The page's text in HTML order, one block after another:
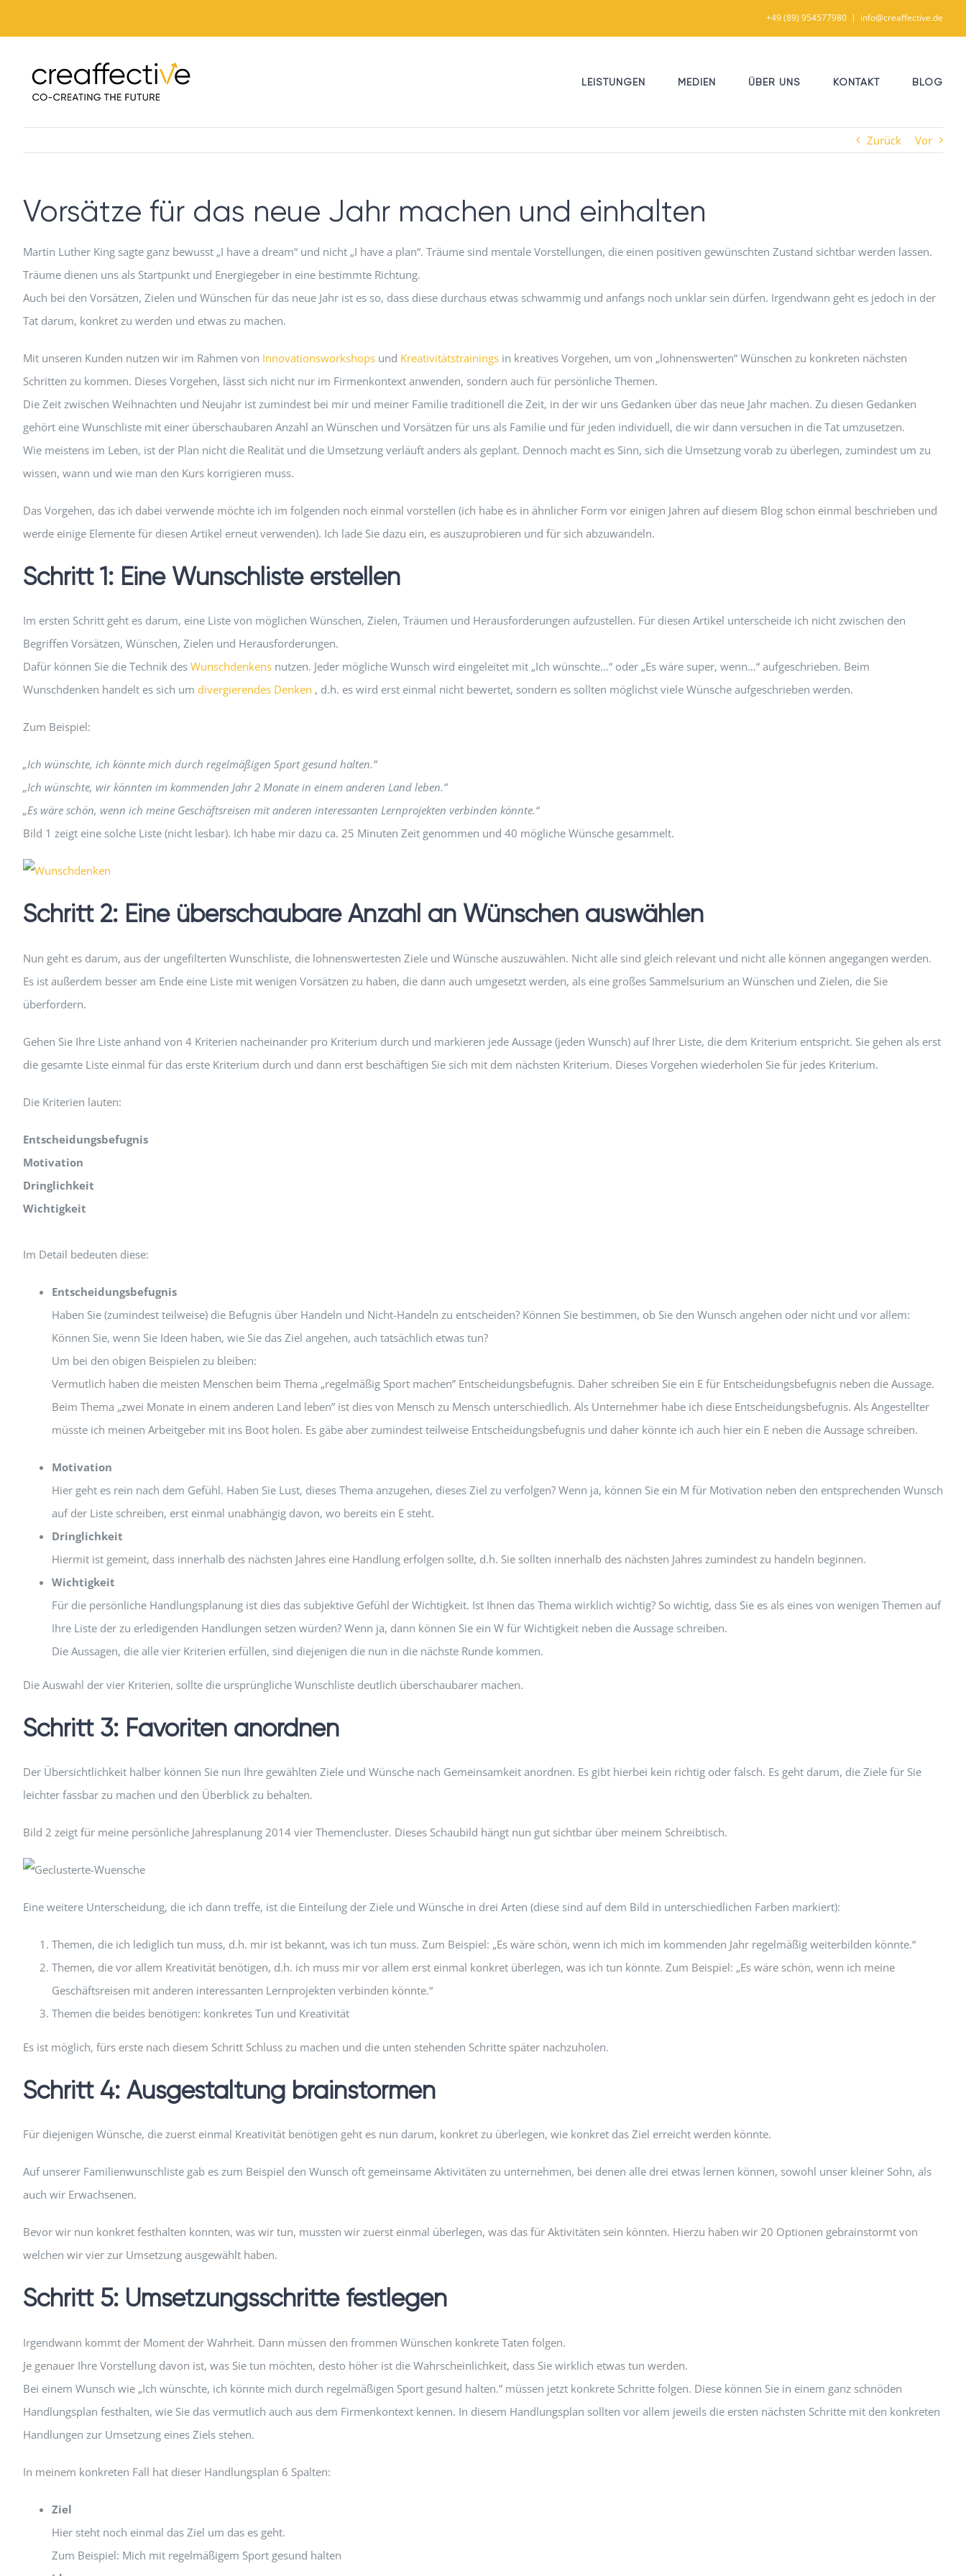
Inhalt
+49 (89) 954577980 | info@creaffective.de
LEISTUNGEN MEDIEN ÜBER UNS KONTAKT BLOG
Zurück Vor
Vorsätze für das neue Jahr machen und einhalten
Martin Luther King sagte ganz bewusst „I have a dream“ und nicht „I have a plan“. Träume sind mentale Vorstellungen, die einen positiven gewünschten Zustand sichtbar werden lassen.
Träume dienen uns als Startpunkt und Energiegeber in eine bestimmte Richtung.
Auch bei den Vorsätzen, Zielen und Wünschen für das neue Jahr ist es so, dass diese durchaus etwas schwammig und anfangs noch unklar sein dürfen. Irgendwann geht es jedoch in der
Tat darum, konkret zu werden und etwas zu machen.
Mit unseren Kunden nutzen wir im Rahmen von Innovationsworkshops und Kreativitätstrainings in kreatives Vorgehen, um von „lohnenswerten“ Wünschen zu konkreten nächsten
Schritten zu kommen. Dieses Vorgehen, lässt sich nicht nur im Firmenkontext anwenden, sondern auch für persönliche Themen.
Die Zeit zwischen Weihnachten und Neujahr ist zumindest bei mir und meiner Familie traditionell die Zeit, in der wir uns Gedanken über das neue Jahr machen. Zu diesen Gedanken
gehört eine Wunschliste mit einer überschaubaren Anzahl an Wünschen und Vorsätzen für uns als Familie und für jeden individuell, die wir dann versuchen in die Tat umzusetzen.
Wie meistens im Leben, ist der Plan nicht die Realität und die Umsetzung verläuft anders als geplant. Dennoch macht es Sinn, sich die Umsetzung vorab zu überlegen, zumindest um zu
wissen, wann und wie man den Kurs korrigieren muss.
Das Vorgehen, das ich dabei verwende möchte ich im folgenden noch einmal vorstellen (ich habe es in ähnlicher Form vor einigen Jahren auf diesem Blog schon einmal beschrieben und
werde einige Elemente für diesen Artikel erneut verwenden). Ich lade Sie dazu ein, es auszuprobieren und für sich abzuwandeln.
Schritt 1: Eine Wunschliste erstellen
Im ersten Schritt geht es darum, eine Liste von möglichen Wünschen, Zielen, Träumen und Herausforderungen aufzustellen. Für diesen Artikel unterscheide ich nicht zwischen den
Begriffen Vorsätzen, Wünschen, Zielen und Herausforderungen.
Dafür können Sie die Technik des Wunschdenkens nutzen. Jeder mögliche Wunsch wird eingeleitet mit „Ich wünschte…“ oder „Es wäre super, wenn…“ aufgeschrieben. Beim
Wunschdenken handelt es sich um divergierendes Denken , d.h. es wird erst einmal nicht bewertet, sondern es sollten möglichst viele Wünsche aufgeschrieben werden.
Zum Beispiel:
„Ich wünschte, ich könnte mich durch regelmäßigen Sport gesund halten.”
„Ich wünschte, wir könnten im kommenden Jahr 2 Monate in einem anderen Land leben.”
„Es wäre schön, wenn ich meine Geschäftsreisen mit anderen interessanten Lernprojekten verbinden könnte.“
Bild 1 zeigt eine solche Liste (nicht lesbar). Ich habe mir dazu ca. 25 Minuten Zeit genommen und 40 mögliche Wünsche gesammelt.
Schritt 2: Eine überschaubare Anzahl an Wünschen auswählen
Nun geht es darum, aus der ungefilterten Wunschliste, die lohnenswertesten Ziele und Wünsche auszuwählen. Nicht alle sind gleich relevant und nicht alle können angegangen werden.
Es ist außerdem besser am Ende eine Liste mit wenigen Vorsätzen zu haben, die dann auch umgesetzt werden, als eine großes Sammelsurium an Wünschen und Zielen, die Sie
überfordern.
Gehen Sie Ihre Liste anhand von 4 Kriterien nacheinander pro Kriterium durch und markieren jede Aussage (jeden Wunsch) auf Ihrer Liste, die dem Kriterium entspricht. Sie gehen als erst
die gesamte Liste einmal für das erste Kriterium durch und dann erst beschäftigen Sie sich mit dem nächsten Kriterium. Dieses Vorgehen wiederholen Sie für jedes Kriterium.
Die Kriterien lauten:
Entscheidungsbefugnis
Motivation
Dringlichkeit
Wichtigkeit
Im Detail bedeuten diese:
Entscheidungsbefugnis
Haben Sie (zumindest teilweise) die Befugnis über Handeln und Nicht-Handeln zu entscheiden? Können Sie bestimmen, ob Sie den Wunsch angehen oder nicht und vor allem:
Können Sie, wenn Sie Ideen haben, wie Sie das Ziel angehen, auch tatsächlich etwas tun?
Um bei den obigen Beispielen zu bleiben:
Vermutlich haben die meisten Menschen beim Thema „regelmäßig Sport machen” Entscheidungsbefugnis. Daher schreiben Sie ein E für Entscheidungsbefugnis neben die Aussage.
Beim Thema „zwei Monate in einem anderen Land leben” ist dies von Mensch zu Mensch unterschiedlich. Als Unternehmer habe ich diese Entscheidungsbefugnis. Als Angestellter
müsste ich meinen Arbeitgeber mit ins Boot holen. Es gäbe aber zumindest teilweise Entscheidungsbefugnis und daher könnte ich auch hier ein E neben die Aussage schreiben.
Motivation
Hier geht es rein nach dem Gefühl. Haben Sie Lust, dieses Thema anzugehen, dieses Ziel zu verfolgen? Wenn ja, können Sie ein M für Motivation neben den entsprechenden Wunsch
auf der Liste schreiben, erst einmal unabhängig davon, wo bereits ein E steht.
Dringlichkeit
Hiermit ist gemeint, dass innerhalb des nächsten Jahres eine Handlung erfolgen sollte, d.h. Sie sollten innerhalb des nächsten Jahres zumindest zu handeln beginnen.
Wichtigkeit
Für die persönliche Handlungsplanung ist dies das subjektive Gefühl der Wichtigkeit. Ist Ihnen das Thema wirklich wichtig? So wichtig, dass Sie es als eines von wenigen Themen auf
Ihre Liste der zu erledigenden Handlungen setzen würden? Wenn ja, dann können Sie ein W für Wichtigkeit neben die Aussage schreiben.
Die Aussagen, die alle vier Kriterien erfüllen, sind diejenigen die nun in die nächste Runde kommen.
Die Auswahl der vier Kriterien, sollte die ursprüngliche Wunschliste deutlich überschaubarer machen.
Schritt 3: Favoriten anordnen
Der Übersichtlichkeit halber können Sie nun Ihre gewählten Ziele und Wünsche nach Gemeinsamkeit anordnen. Es gibt hierbei kein richtig oder falsch. Es geht darum, die Ziele für Sie
leichter fassbar zu machen und den Überblick zu behalten.
Bild 2 zeigt für meine persönliche Jahresplanung 2014 vier Themencluster. Dieses Schaubild hängt nun gut sichtbar über meinem Schreibtisch.
Eine weitere Unterscheidung, die ich dann treffe, ist die Einteilung der Ziele und Wünsche in drei Arten (diese sind auf dem Bild in unterschiedlichen Farben markiert):
Themen, die ich lediglich tun muss, d.h. mir ist bekannt, was ich tun muss. Zum Beispiel: „Es wäre schön, wenn ich mich im kommenden Jahr regelmäßig weiterbilden könnte.“
Themen, die vor allem Kreativität benötigen, d.h. ich muss mir vor allem erst einmal konkret überlegen, was ich tun könnte. Zum Beispiel: „Es wäre schön, wenn ich meine
Geschäftsreisen mit anderen interessanten Lernprojekten verbinden könnte.“
Themen die beides benötigen: konkretes Tun und Kreativität
Es ist möglich, fürs erste nach diesem Schritt Schluss zu machen und die unten stehenden Schritte später nachzuholen.
Schritt 4: Ausgestaltung brainstormen
Für diejenigen Wünsche, die zuerst einmal Kreativität benötigen geht es nun darum, konkret zu überlegen, wie konkret das Ziel erreicht werden könnte.
Auf unserer Familienwunschliste gab es zum Beispiel den Wunsch oft gemeinsame Aktivitäten zu unternehmen, bei denen alle drei etwas lernen können, sowohl unser kleiner Sohn, als
auch wir Erwachsenen.
Bevor wir nun konkret festhalten konnten, was wir tun, mussten wir zuerst einmal überlegen, was das für Aktivitäten sein könnten. Hierzu haben wir 20 Optionen gebrainstormt von
welchen wir vier zur Umsetzung ausgewählt haben.
Schritt 5: Umsetzungsschritte festlegen
Irgendwann kommt der Moment der Wahrheit. Dann müssen den frommen Wünschen konkrete Taten folgen.
Je genauer Ihre Vorstellung davon ist, was Sie tun möchten, desto höher ist die Wahrscheinlichkeit, dass Sie wirklich etwas tun werden.
Bei einem Wunsch wie „Ich wünschte, ich könnte mich durch regelmäßigen Sport gesund halten.” müssen jetzt konkrete Schritte folgen. Diese können Sie in einem ganz schnöden
Handlungsplan festhalten, wie Sie das vermutlich auch aus dem Firmenkontext kennen. In diesem Handlungsplan sollten vor allem jeweils die ersten nächsten Schritte mit den konkreten
Handlungen zur Umsetzung eines Ziels stehen.
In meinem konkreten Fall hat dieser Handlungsplan 6 Spalten:
Ziel
Hier steht noch einmal das Ziel um das es geht.
Zum Beispiel: Mich mit regelmäßigem Sport gesund halten